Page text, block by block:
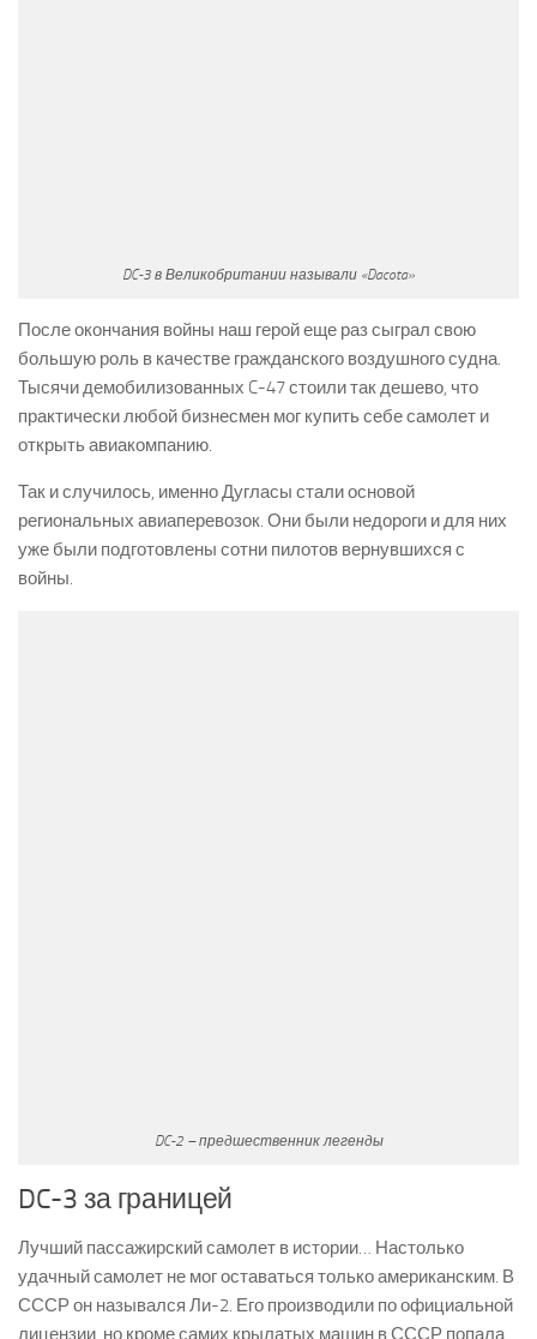
DC-3 в Великобритании называли «Dacota»
После окончания войны наш герой еще раз сыграл свою
большую роль в качестве гражданского воздушного судна.
Тысячи демобилизованных C-47 стоили так дешево, что
практически любой бизнесмен мог купить себе самолет и
открыть авиакомпанию.
Так и случилось, именно Дугласы стали основой
региональных авиаперевозок. Они были недороги и для них
уже были подготовлены сотни пилотов вернувшихся с
войны.
DC-2 – предшественник легенды
DC-3 за границей
Лучший пассажирский самолет в истории… Настолько
удачный самолет не мог оставаться только американским. В
СССР он назывался Ли-2. Его производили по официальной
лицензии, но кроме самих крылатых машин в СССР попала